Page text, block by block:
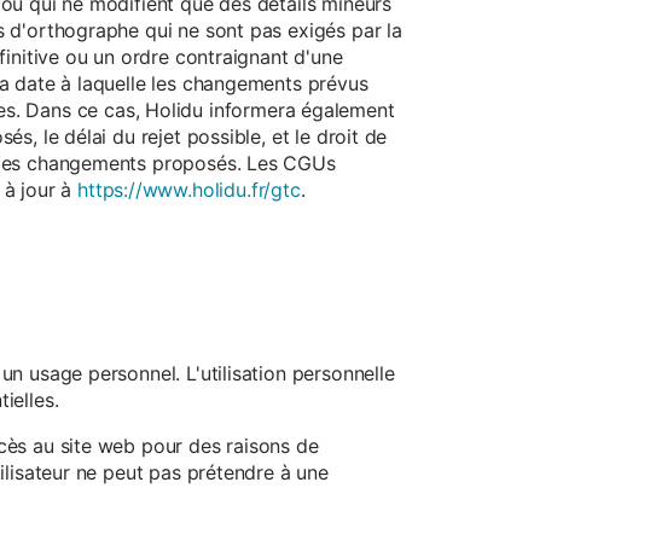
d'orthographe qui ne sont pas exigés par la
ou un ordre contraignant d'une
à laquelle les changements prévus
Dans ce cas, Holidu informera également
le délai du rejet possible, et le droit de
changements proposés. Les CGUs
jour à https://www.holidu.fr/gtc.
usage personnel. L'utilisation personnelle
au site web pour des raisons de
ne peut pas prétendre à une